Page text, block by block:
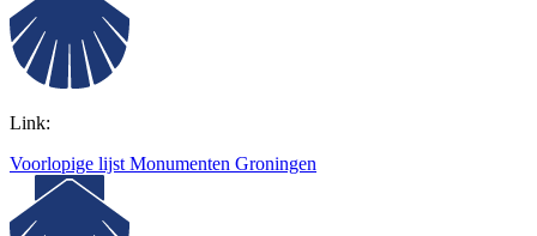
Link:
Voorlopige lijst Monumenten Groningen